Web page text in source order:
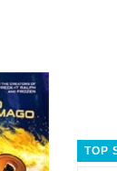
TOP